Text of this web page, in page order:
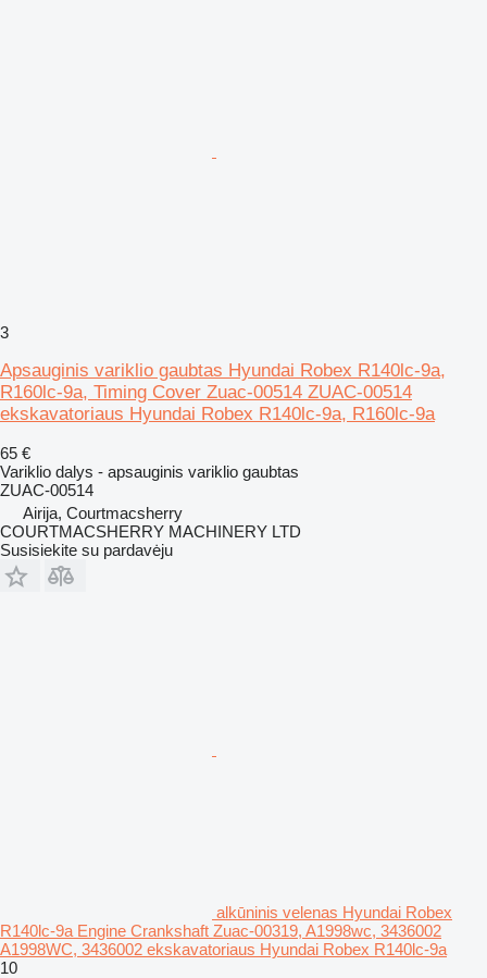
3
Apsauginis variklio gaubtas Hyundai Robex R140lc-9a,
R160lc-9a, Timing Cover Zuac-00514 ZUAC-00514
ekskavatoriaus Hyundai Robex R140lc-9a, R160lc-9a
65 €
Variklio dalys - apsauginis variklio gaubtas
ZUAC-00514
Airija, Courtmacsherry
COURTMACSHERRY MACHINERY LTD
Susisiekite su pardavėju
alkūninis velenas Hyundai Robex
R140lc-9a Engine Crankshaft Zuac-00319, A1998wc, 3436002
A1998WC, 3436002 ekskavatoriaus Hyundai Robex R140lc-9a
10